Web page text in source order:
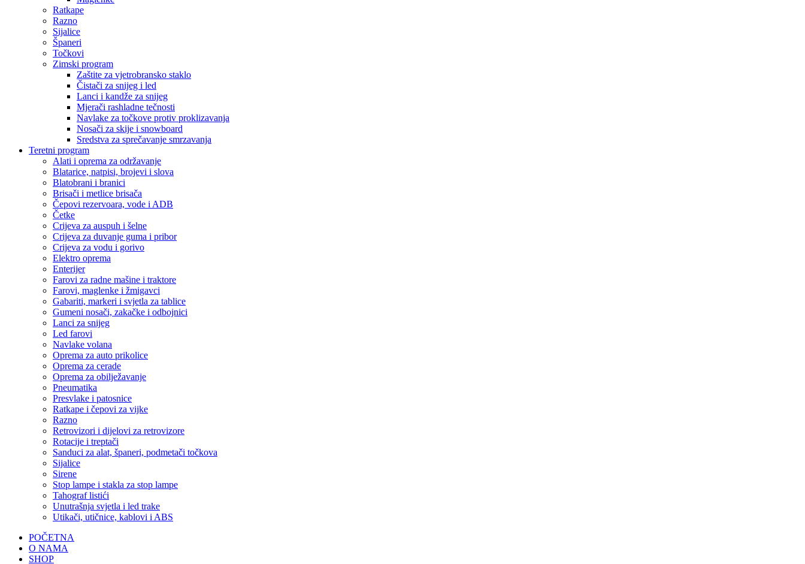
Ratkape
Razno
Sijalice
Španeri
Točkovi
Zimski program
Zaštite za vjetrobransko staklo
Čistači za snijeg i led
Lanci i kandže za snijeg
Mjerači rashladne tečnosti
Navlake za točkove protiv proklizavanja
Nosači za skije i snowboard
Sredstva za sprečavanje smrzavanja
Teretni program
Alati i oprema za održavanje
Blatarice, natpisi, brojevi i slova
Blatobrani i branici
Brisači i metlice brisača
Čepovi rezervoara, vode i ADB
Četke
Crijeva za auspuh i šelne
Crijeva za duvanje guma i pribor
Crijeva za vodu i gorivo
Elektro oprema
Enterijer
Farovi za radne mašine i traktore
Farovi, maglenke i žmigavci
Gabariti, markeri i svjetla za tablice
Gumeni nosači, zakačke i odbojnici
Lanci za snijeg
Led farovi
Navlake volana
Oprema za auto prikolice
Oprema za cerade
Oprema za obilježavanje
Pneumatika
Presvlake i patosnice
Ratkape i čepovi za vijke
Razno
Retrovizori i dijelovi za retrovizore
Rotacije i treptači
Sanduci za alat, španeri, podmetači točkova
Sijalice
Sirene
Stop lampe i stakla za stop lampe
Tahograf listići
Unutrašnja svjetla i led trake
Utikači, utičnice, kablovi i ABS
POČETNA
O NAMA
SHOP